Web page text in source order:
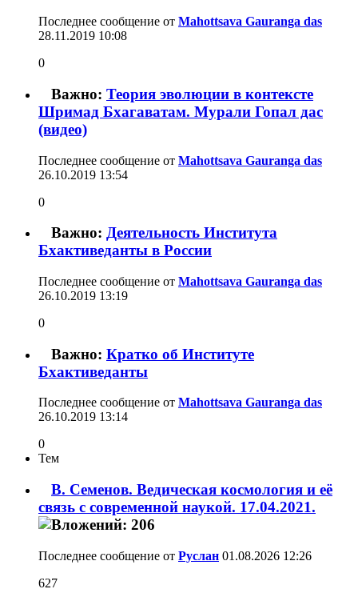
Последнее сообщение от Mahottsava Gauranga das
28.11.2019 10:08
0
Важно: Теория эволюции в контексте
Шримад Бхагаватам. Мурали Гопал дас
(видео)
Последнее сообщение от Mahottsava Gauranga das
26.10.2019 13:54
0
Важно: Деятельность Института
Бхактиведанты в России
Последнее сообщение от Mahottsava Gauranga das
26.10.2019 13:19
0
Важно: Кратко об Институте
Бхактиведанты
Последнее сообщение от Mahottsava Gauranga das
26.10.2019 13:14
0
Тем
В. Семенов. Ведическая космология и её
связь с современной наукой. 17.04.2021.
Последнее сообщение от Руслан 01.08.2026 12:26
627